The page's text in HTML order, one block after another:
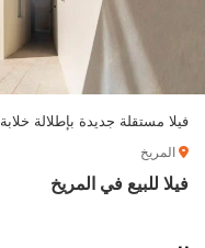
فيلا مستقلة جديدة بإطلالة خلابة
المريخ
فيلا للبيع في المريخ